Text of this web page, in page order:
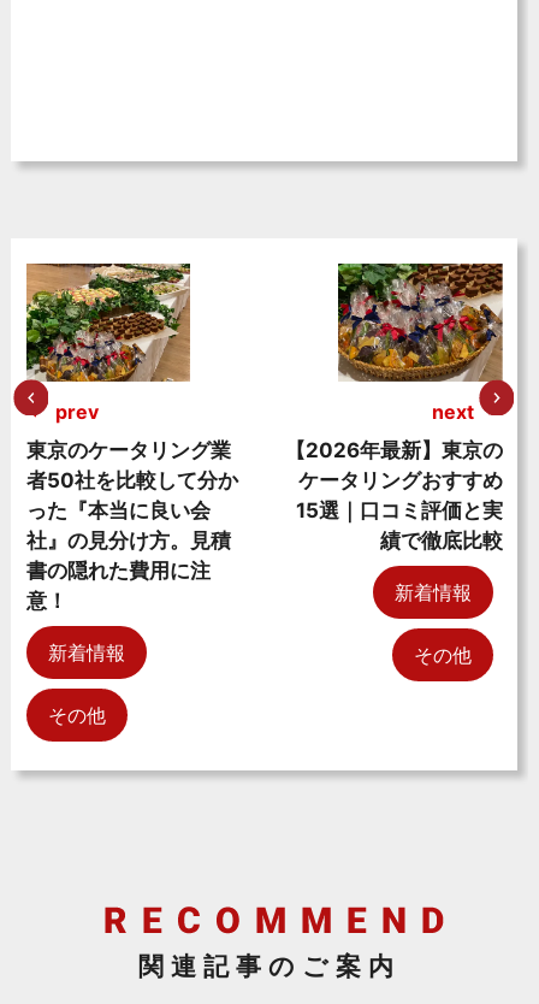
prev
東京のケータリング業
者50社を比較して分か
った『本当に良い会
社』の見分け方。見積
書の隠れた費用に注
意！
新着情報
その他
next
【2026年最新】東京の
ケータリングおすすめ
15選｜口コミ評価と実
績で徹底比較
新着情報
その他
関連記事のご案内